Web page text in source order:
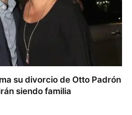
su divorcio de Otto Padrón
siendo familia